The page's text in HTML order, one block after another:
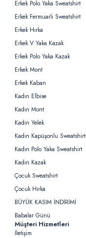
Erkek Polo Yaka Sweatshirt
Erkek Fermuarlı Sweatshirt
Erkek Hırka
Erkek V Yaka Kazak
Erkek Polo Yaka Kazak
Erkek Mont
Erkek Kaban
Kadın Elbise
Kadın Mont
Kadın Yelek
Kadın Kapüşonlu Sweatshirt
Kadın Polo Yaka Sweatshirt
Kadın Kazak
Çocuk Sweatshirt
Çocuk Hırka
BÜYÜK KASIM İNDİRİMİ
Babalar Günü
Müşteri Hizmetleri
İletişim